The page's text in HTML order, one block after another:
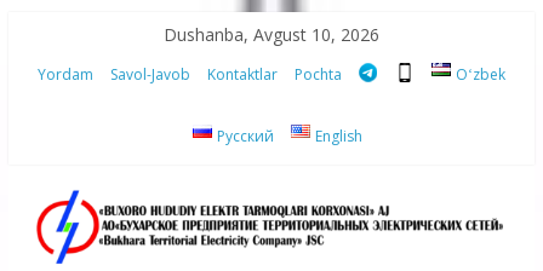
content
Dushanba, Avgust 10, 2026
Yordam Savol-Javob Kontaktlar Pochta Oʻzbek
Русский English